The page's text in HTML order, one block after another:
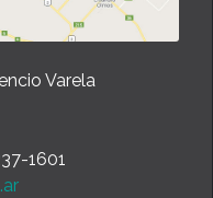
Varela
1601